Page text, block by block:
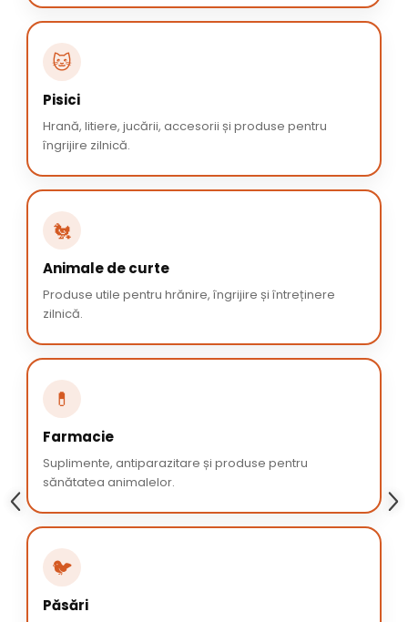
🐱
Pisici
Hrană, litiere, jucării, accesorii și produse pentru
îngrijire zilnică.
🐔
Animale de curte
Produse utile pentru hrănire, îngrijire și întreținere
zilnică.
💊
Farmacie
Suplimente, antiparazitare și produse pentru
sănătatea animalelor.
🐦
Păsări